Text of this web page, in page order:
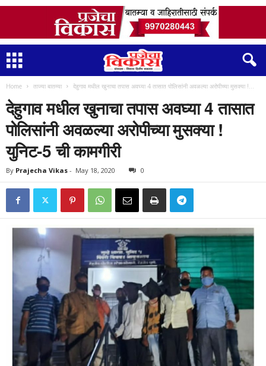
Home ताज्या बातम्या देहुगाव मधील खुनाचा तपास अवघ्या 4 तासात पोलिसांनी अवळल्या अरोपीच्या मुसक्या !...
देहुगाव मधील खुनाचा तपास अवघ्या 4 तासात
पोलिसांनी अवळल्या अरोपीच्या मुसक्या !
युनिट-5 ची कामगीरी
By Prajecha Vikas - May 18, 2020 0